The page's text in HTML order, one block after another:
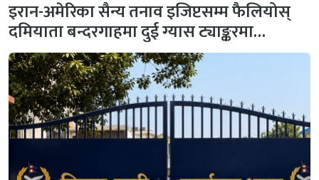
इरान-अमेरिका सैन्य तनाव इजिप्टसम्म फैलियोस्
दमियाता बन्दरगाहमा दुई ग्यास ट्याङ्करमा…